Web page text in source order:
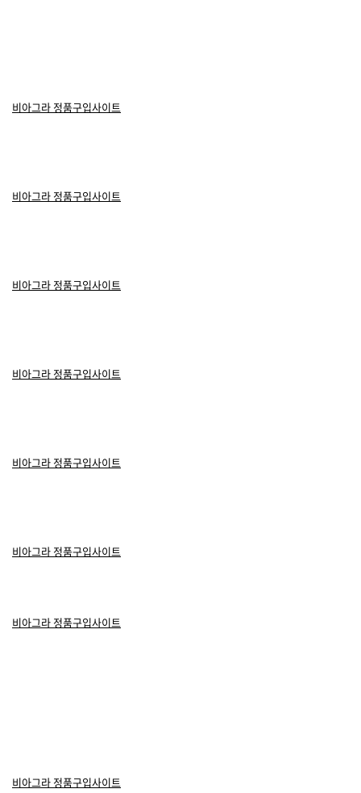
비아그라 정품구입사이트
비아그라 정품구입사이트
비아그라 정품구입사이트
비아그라 정품구입사이트
비아그라 정품구입사이트
비아그라 정품구입사이트
비아그라 정품구입사이트
비아그라 정품구입사이트